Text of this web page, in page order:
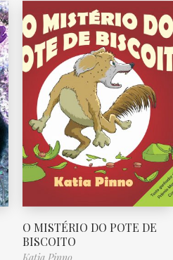
O MISTÉRIO DO POTE DE
BISCOITO